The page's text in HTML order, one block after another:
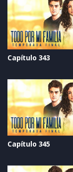
Capítulo 343
Capítulo 345